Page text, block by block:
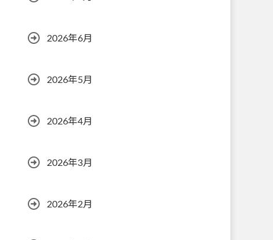
2026年6月
2026年5月
2026年4月
2026年3月
2026年2月